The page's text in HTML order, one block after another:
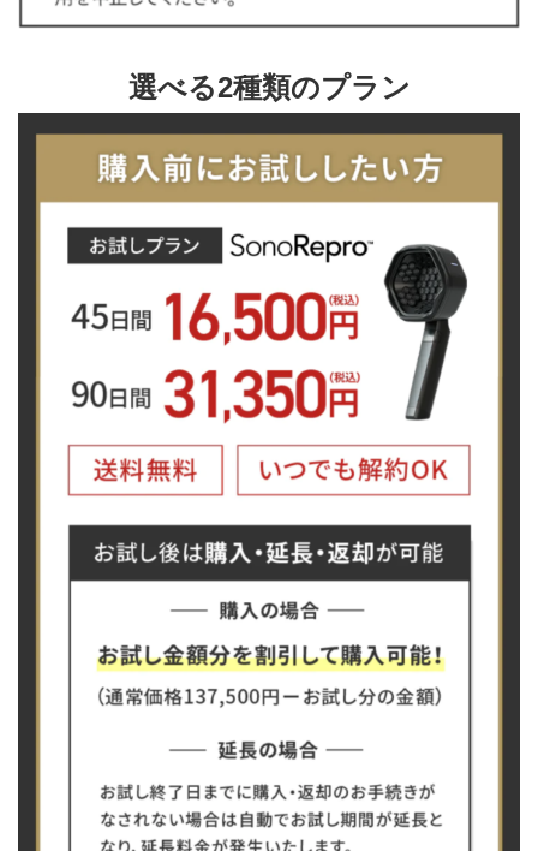
選べる2種類のプラン